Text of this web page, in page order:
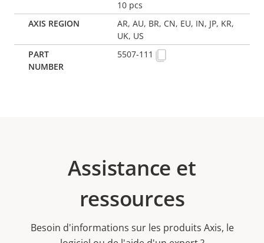
10 pcs
AR, AU, BR, CN, EU, IN, JP, KR,
UK, US
5507-111
Assistance et
ressources
Besoin d'informations sur les produits Axis, le